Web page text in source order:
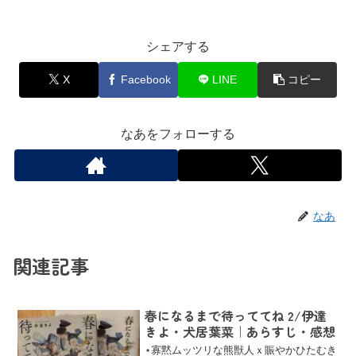
シェアする
X Facebook LINE コピー
なあをフォローする
なあ
関連記事
春になるまで待っててね 2/伊達
きよ・犬居葉菜｜あらすじ・感想
⋆寡黙ムッツリな熊獣人ｘ賑やかひたむき